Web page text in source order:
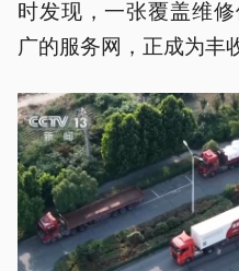
时发现，一张覆盖维
广的服务网，正成为丰